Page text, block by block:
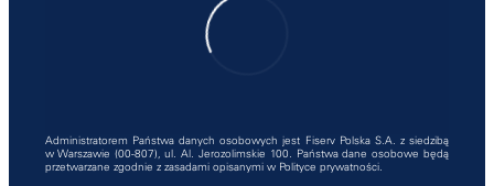
Administratorem Państwa danych osobowych jest Fiserv Polska S.A. z siedzibą
w Warszawie (00-807), ul. Al. Jerozolimskie 100. Państwa dane osobowe będą
przetwarzane zgodnie z zasadami opisanymi w Polityce prywatności.